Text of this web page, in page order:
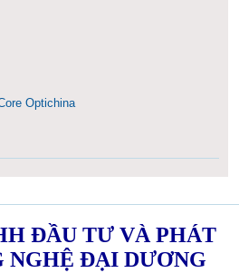
Optichina
ĐẦU TƯ VÀ PHÁT
NGHỆ ĐẠI DƯƠNG